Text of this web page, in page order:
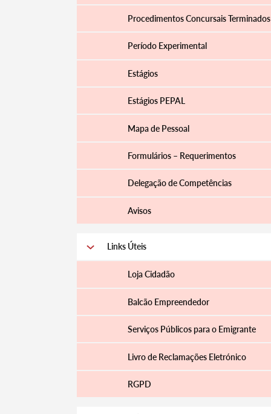
Procedimentos Concursais Terminados
Período Experimental
Estágios
Estágios PEPAL
Mapa de Pessoal
Formulários – Requerimentos
Delegação de Competências
Avisos
Links Úteis
Loja Cidadão
Balcão Empreendedor
Serviços Públicos para o Emigrante
Livro de Reclamações Eletrónico
RGPD